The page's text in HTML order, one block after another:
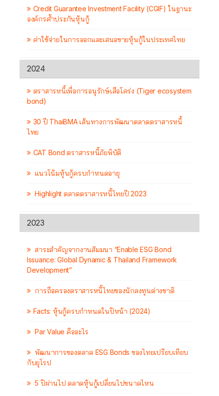
Credit Guarantee Investment Facility (CGIF) ในฐานะ
องค์กรค้ำประกันหุ้นกู้
ค่าใช้จ่ายในการออกและเสนอขายหุ้นกู้ในประเทศไทย
2024
ตราสารหนี้เพื่อการอนุรักษ์เสือโคร่ง (Tiger ecosystem
bond)
30 ปี ThaiBMA เส้นทางการพัฒนาตลาดตราสารหนี้
ไทย
CAT Bond ตราสารหนี้ภัยพิบัติ
แนวโน้มหุ้นกู้ครบกำหนดอายุ
Highlight ตลาดตราสารหนี้ไทยปี 2023
2023
สาระสำคัญจากงานสัมมนา “Enable ESG Bond
Issuance: Global Dynamic & Thailand Framework
Development”
การถือครองตราสารหนี้ไทยของนักลงทุนต่างชาติ
Facts: หุ้นกู้ครบกำหนดในปีหน้า (2024)
Par Value คืออะไร
พัฒนาการของตลาด ESG Bonds ของไทยเปรียบเทียบ
กับยุโรป
5 ปีผ่านไป ตลาดหุ้นกู้เปลี่ยนไปขนาดไหน